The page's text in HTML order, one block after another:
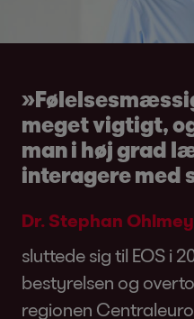
meget vigtigt,
man i høj grad
interagere med
Dr. Stephan
sluttede sig til EOS i
bestyrelsen og
regionen